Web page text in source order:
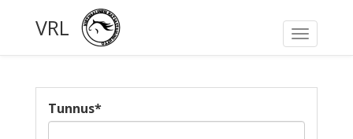
Toggle
VRL
Tunnus*